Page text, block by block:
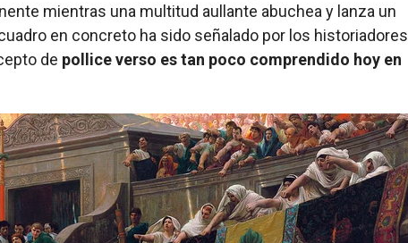
mientras una multitud aullante abuchea y lanza un
en concreto ha sido señalado por los historiadores
de pollice verso es tan poco comprendido hoy en